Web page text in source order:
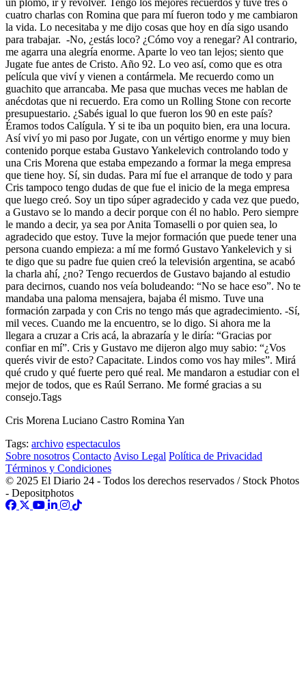
cuatro charlas con Romina que para mí fueron todo y me cambiaron
la vida. Lo necesitaba y me dijo cosas que hoy en día sigo usando
para trabajar. -No, ¿estás loco? ¿Cómo voy a renegar? Al contrario,
me agarra una alegría enorme. Aparte lo veo tan lejos; siento que
Jugate fue antes de Cristo. Año 92. Lo veo así, como que es otra
película que viví y vienen a contármela. Me recuerdo como un
guachito que arrancaba. Me pasa que muchas veces me hablan de
anécdotas que ni recuerdo. Era como un Rolling Stone con recorte
presupuestario. ¿Sabés igual lo que fueron los 90 en este país?
Éramos todos Calígula. Y si te iba un poquito bien, era una locura.
Así viví yo mi paso por Jugate, con un vértigo enorme y muy bien
contenido porque estaba Gustavo Yankelevich controlando todo y
una Cris Morena que estaba empezando a formar la mega empresa
que tiene hoy. Sí, sin dudas. Para mí fue el arranque de todo y para
Cris tampoco tengo dudas de que fue el inicio de la mega empresa
que luego creó. Soy un tipo súper agradecido y cada vez que puedo,
a Gustavo se lo mando a decir porque con él no hablo. Pero siempre
le mando a decir, ya sea por Anita Tomaselli o por quien sea, lo
agradecido que estoy. Tuve la mejor formación que puede tener una
persona cuando empieza: a mí me formó Gustavo Yankelevich y si
te digo que su padre fue quien creó la televisión argentina, se acabó
la charla ahí, ¿no? Tengo recuerdos de Gustavo bajando al estudio
para decirnos, cuando nos veía boludeando: “No se hace eso”. No te
mandaba una paloma mensajera, bajaba él mismo. Tuve una
formación zarpada y con Cris no tengo más que agradecimiento. -Sí,
mil veces. Cuando me la encuentro, se lo digo. Si ahora me la
llegara a cruzar a Cris acá, la abrazaría y le diría: “Gracias por
confiar en mí”. Cris y Gustavo me dijeron algo muy sabio: “¿Vos
querés vivir de esto? Capacitate. Lindos como vos hay miles”. Mirá
qué crudo y qué fuerte pero qué real. Me mandaron a estudiar con el
mejor de todos, que es Raúl Serrano. Me formé gracias a su
consejo.Tags
Cris Morena Luciano Castro Romina Yan
Tags: archivo espectaculos
Sobre nosotros Contacto Aviso Legal Política de Privacidad
Términos y Condiciones
© 2025 El Diario 24 - Todos los derechos reservados / Stock Photos
- Depositphotos